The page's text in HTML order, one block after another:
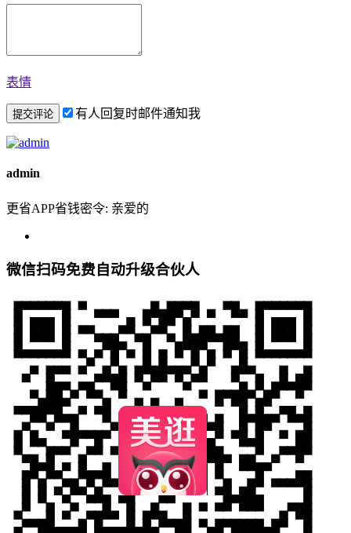
表情
有人回复时邮件通知我
admin
更省APP省钱密令: 亲爱的
微信扫码免费自动升级合伙人